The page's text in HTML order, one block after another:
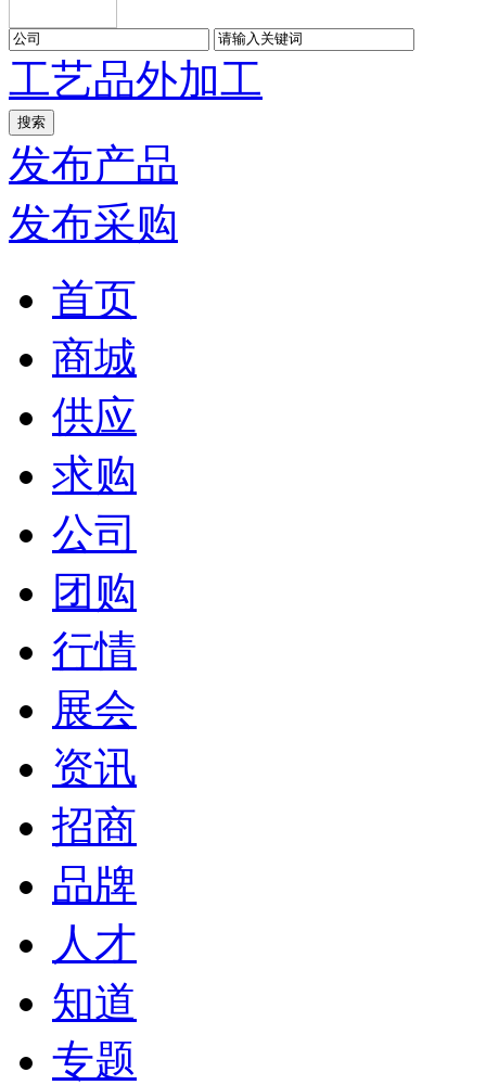
工艺品外加工
发布产品
发布采购
首页
商城
供应
求购
公司
团购
行情
展会
资讯
招商
品牌
人才
知道
专题